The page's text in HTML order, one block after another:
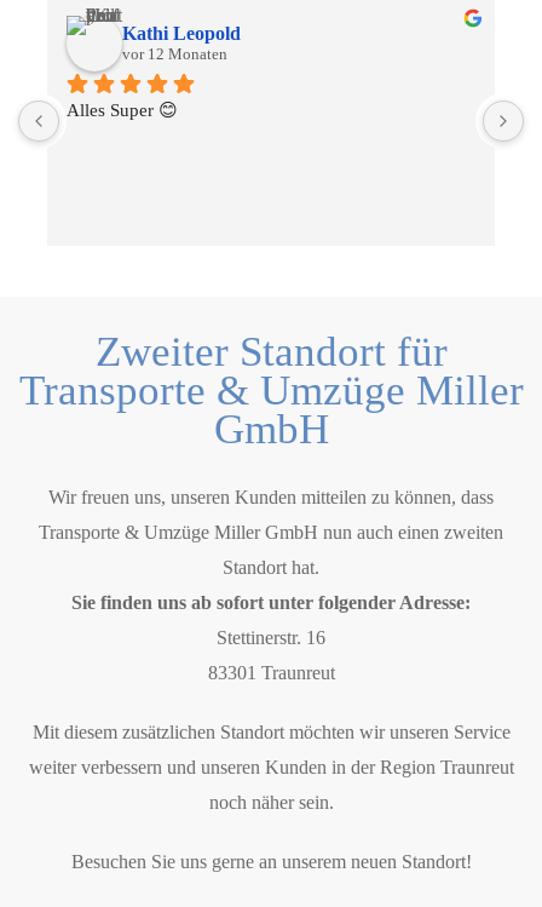
Kathi Leopold
vor 12 Monaten
Alles Super 😊
Zweiter Standort für
Transporte & Umzüge Miller
GmbH
Wir freuen uns, unseren Kunden mitteilen zu können, dass
Transporte & Umzüge Miller GmbH nun auch einen zweiten
Standort hat.
Sie finden uns ab sofort unter folgender Adresse:
Stettinerstr. 16
83301 Traunreut
Mit diesem zusätzlichen Standort möchten wir unseren Service
weiter verbessern und unseren Kunden in der Region Traunreut
noch näher sein.
Besuchen Sie uns gerne an unserem neuen Standort!